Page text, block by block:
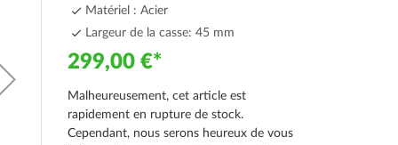
Matériel : Acier
Largeur de la casse: 45 mm
299,00 €
Malheureusement, cet article est
rapidement en rupture de stock.
Cependant, nous serons heureux de vous